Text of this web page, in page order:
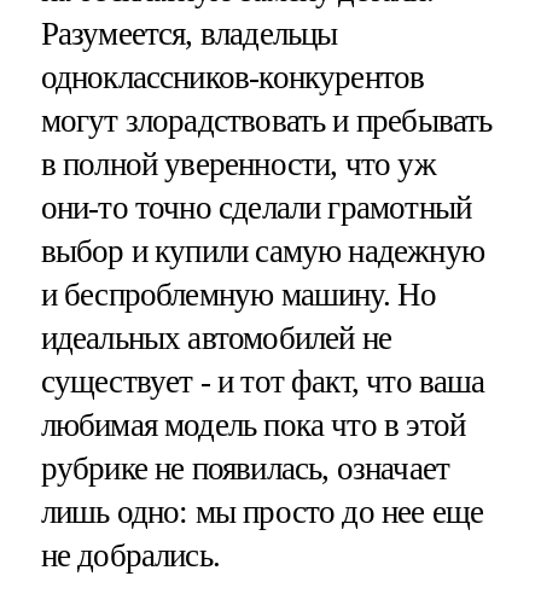
Разумеется, владельцы
одноклассников-конкурентов
могут злорадствовать и пребывать
в полной уверенности, что уж
они-то точно сделали грамотный
выбор и купили самую надежную
и беспроблемную машину. Но
идеальных автомобилей не
существует - и тот факт, что ваша
любимая модель пока что в этой
рубрике не появилась, означает
лишь одно: мы просто до нее еще
не добрались.